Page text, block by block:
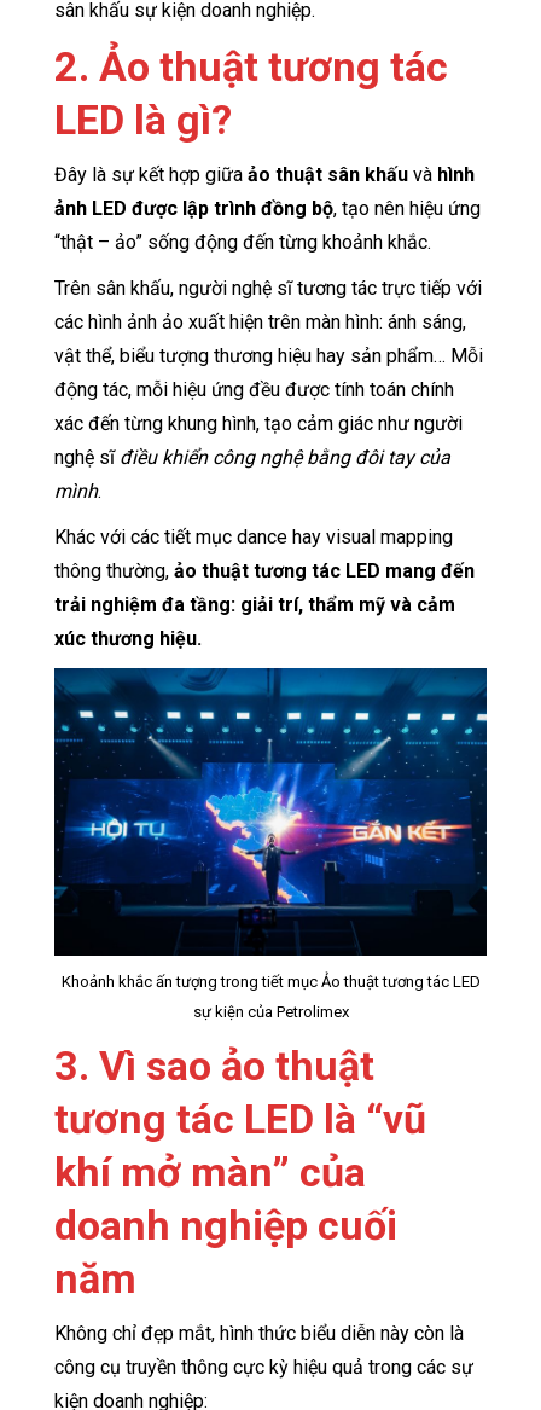
sân khấu sự kiện doanh nghiệp.
2. Ảo thuật tương tác
LED là gì?
Đây là sự kết hợp giữa ảo thuật sân khấuvà hình
ảnh LED được lập trình đồng bộ, tạo nên hiệu ứng
“thật – ảo” sống động đến từng khoảnh khắc.
Trên sân khấu, người nghệ sĩ tương tác trực tiếp với
các hình ảnh ảo xuất hiện trên màn hình: ánh sáng,
vật thể, biểu tượng thương hiệu hay sản phẩm… Mỗi
động tác, mỗi hiệu ứng đều được tính toán chính
xác đến từng khung hình, tạo cảm giác như người
nghệ sĩ điều khiển công nghệ bằng đôi tay của
mình.
Khác với các tiết mục dance hay visual mapping
thông thường, ảo thuật tương tác LED mang đến
trải nghiệm đa tầng: giải trí, thẩm mỹ và cảm
xúc thương hiệu.
Khoảnh khắc ấn tượng trong tiết mục Ảo thuật tương tác LED
sự kiện của Petrolimex
3. Vì sao ảo thuật
tương tác LED là “vũ
khí mở màn” của
doanh nghiệp cuối
năm
Không chỉ đẹp mắt, hình thức biểu diễn này còn là
công cụ truyền thông cực kỳ hiệu quả trong các sự
kiện doanh nghiệp: